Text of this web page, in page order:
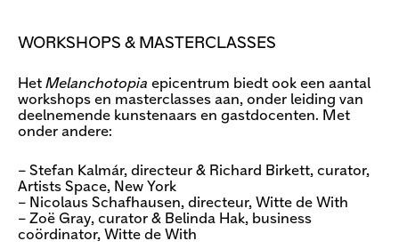
WORKSHOPS & MASTERCLASSES
Het Melanchotopia epicentrum biedt ook een aantal
workshops en masterclasses aan, onder leiding van
deelnemende kunstenaars en gastdocenten. Met
onder andere:
– Stefan Kalmár, directeur & Richard Birkett, curator,
Artists Space, New York
– Nicolaus Schafhausen, directeur, Witte de With
– Zoë Gray, curator & Belinda Hak, business
coördinator, Witte de With